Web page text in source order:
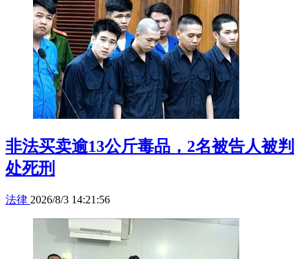
非法买卖逾13公斤毒品，2名被告人被判
处死刑
法律 2026/8/3 14:21:56